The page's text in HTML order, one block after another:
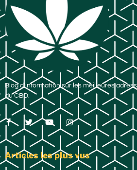
Blog d’information sur les meilleures
du CBD.
Articles les plus vus